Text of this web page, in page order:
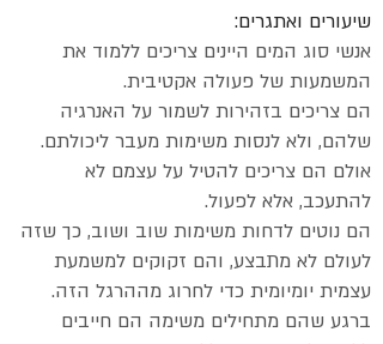
שיעורים ואתגרים:
אנשי סוג המים היינים צריכים ללמוד את
המשמעות של פעולה אקטיבית.
הם צריכים בזהירות לשמור על האנרגיה
שלהם, ולא לנסות משימות מעבר ליכולתם.
אולם הם צריכים להטיל על עצמם לא
להתעכב, אלא לפעול.
הם נוטים לדחות משימות שוב ושוב, כך שזה
לעולם לא מתבצע, והם זקוקים למשמעת
עצמית יומיומית כדי לחרוג מההרגל הזה.
ברגע שהם מתחילים משימה הם חייבים